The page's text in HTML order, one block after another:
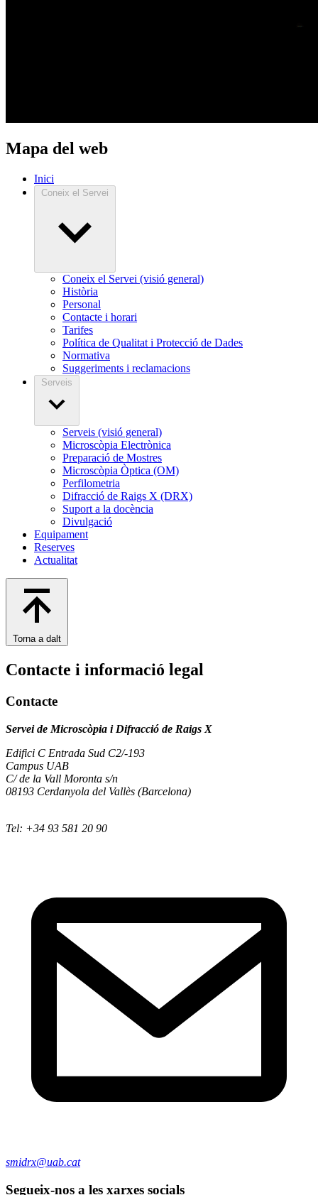
Mapa del web
Inici
Coneix el Servei
Coneix el Servei (visió general)
Història
Personal
Contacte i horari
Tarifes
Política de Qualitat i Protecció de Dades
Normativa
Suggeriments i reclamacions
Serveis
Serveis (visió general)
Microscòpia Electrònica
Preparació de Mostres
Microscòpia Òptica (OM)
Perfilometria
Difracció de Raigs X (DRX)
Suport a la docència
Divulgació
Equipament
Reserves
Actualitat
Torna a dalt
Contacte i informació legal
Contacte
Servei de Microscòpia i Difracció de Raigs X
Edifici C Entrada Sud C2/-193
Campus UAB
C/ de la Vall Moronta s/n
08193 Cerdanyola del Vallès (Barcelona)
Tel: +34 93 581 20 90
smidrx@uab.cat
Segueix-nos a les xarxes socials